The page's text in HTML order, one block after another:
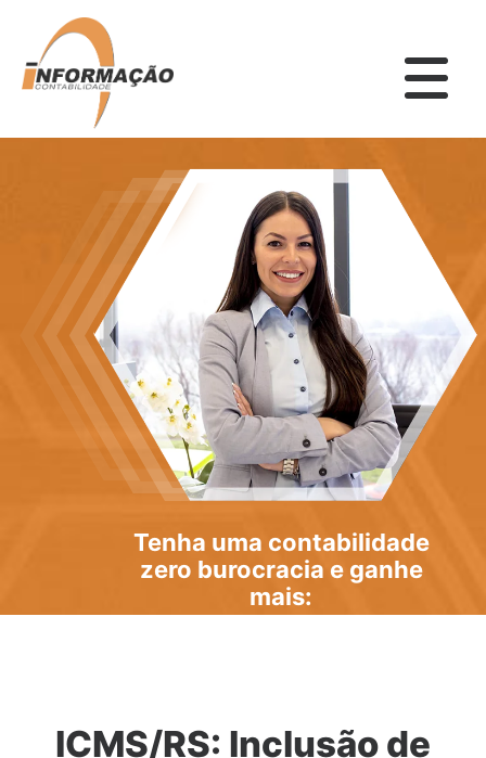
Tenha uma contabilidade
zero burocracia e ganhe
mais:
ICMS/RS: Inclusão de